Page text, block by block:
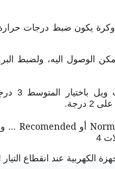
هو اقل تبريد يمكن الوصول اليه،
1 - قم بضبط
درجة.
أوRecomended
...
الكهربية عند انقطاع التيار